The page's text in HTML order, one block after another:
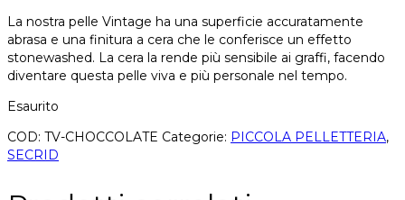
La nostra pelle Vintage ha una superficie accuratamente
abrasa e una finitura a cera che le conferisce un effetto
stonewashed. La cera la rende più sensibile ai graffi, facendo
diventare questa pelle viva e più personale nel tempo.
Esaurito
COD: TV-CHOCCOLATE Categorie: PICCOLA PELLETTERIA,
SECRID